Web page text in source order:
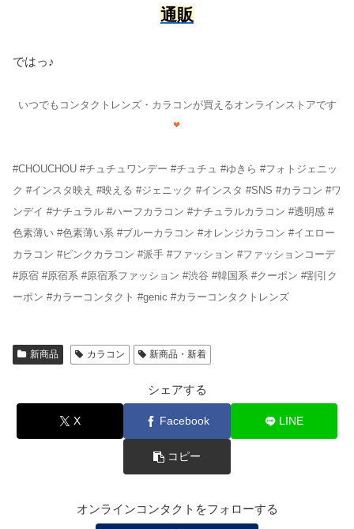
通販
ではっ♪
いつでもコンタクトレンズ・カラコンが買えるオンラインストアです
#CHOUCHOU #チュチュワンデー #チュチュ #ゆきら #フォトジェニッ
ク #インスタ映え #映える #ジェニック #インスタ #SNS #カラコン #ワ
ンデイ #ナチュラル #ハーフカラコン #ナチュラルカラコン #透明感 #
色素薄い #色素薄い系 #ブルーカラコン #オレンジカラコン #イエロー
カラコン #ピンクカラコン #派手 #ファッション #ファッションコーデ
#原宿 #原宿系 #原宿系ファッション #渋谷 #韓国系 #クーポン #割引ク
ーポン #カラーコンタクト #genic #カラーコンタクトレンズ
新商品 カラコン 新商品・新着
シェアする
X Facebook LINE
コピー
オンラインコンタクトをフォローする